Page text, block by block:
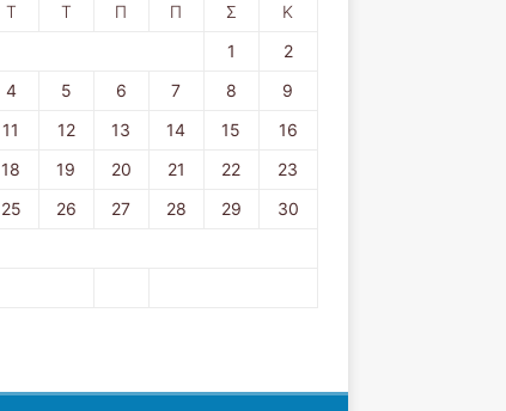
Τ Τ Π Π Σ Κ
1
2
4 5 6 7 8
9
11 12 13 14 15
16
18 19 20 21 22
23
25 26 27 28 29
30